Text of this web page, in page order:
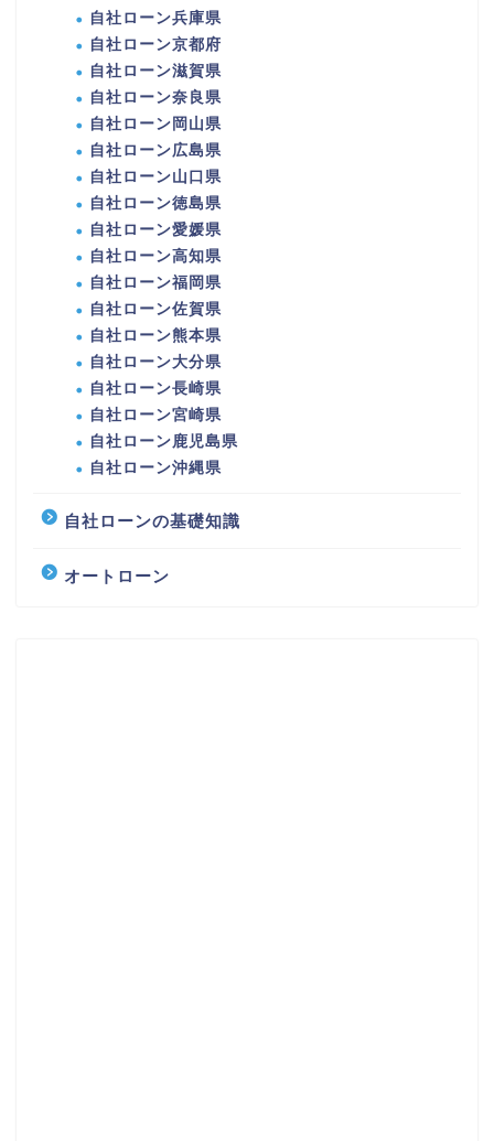
自社ローン兵庫県
自社ローン京都府
自社ローン滋賀県
自社ローン奈良県
自社ローン岡山県
自社ローン広島県
自社ローン山口県
自社ローン徳島県
自社ローン愛媛県
自社ローン高知県
自社ローン福岡県
自社ローン佐賀県
自社ローン熊本県
自社ローン大分県
自社ローン長崎県
自社ローン宮崎県
自社ローン鹿児島県
自社ローン沖縄県
自社ローンの基礎知識
オートローン